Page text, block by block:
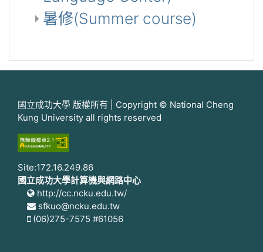
暑修(Summer course)
國立成功大學 版權所有 | Copyright © National Cheng
Kung University all rights reserved
Site:172.16.249.86
國立成功大學計算機與網路中心
http://cc.ncku.edu.tw/
sfkuo@ncku.edu.tw
(06)275-7575 #61056